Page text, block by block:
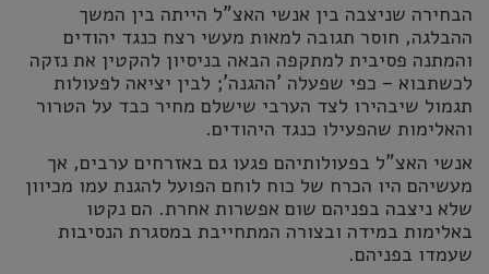
הבחירה שניצבה בין אנשי האצ"ל הייתה בין המשך
ההבלגה, חוסר תגובה למאות מעשי רצח כנגד יהודים
והמתנה פסיבית למתקפה הבאה בניסיון להקטין את נזקה
לכשתבוא – כפי שפעלה 'ההגנה'; לבין יציאה לפעולות
תגמול שיבהירו לצד הערבי שישלם מחיר כבד על הטרור
והאלימות שהפעילו כנגד היהודים.
אנשי האצ"ל בפעולותיהם פגעו גם באזרחים ערבים, אך
מעשיהם היו הכרח של כוח לוחם הפועל להגנת עמו מכיוון
שלא ניצבה בפניהם שום אפשרות אחרת. הם נקטו
באלימות במידה ובצורה המתחייבת במסגרת הנסיבות
שעמדו בפניהם.